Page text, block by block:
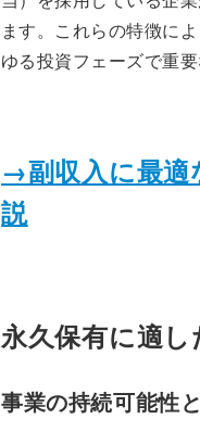
ます。これらの特徴に
ゆる投資フェーズで重
→副収入に最適
説
永久保有に適
事業の持続可能性